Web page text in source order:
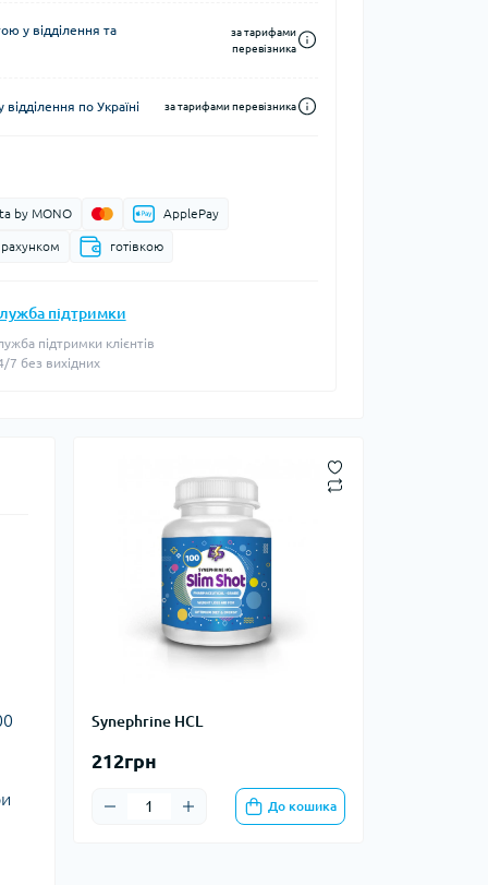
у відділення та
за тарифами
перевізника
по Україні за тарифами перевізника
by MONO ApplePay
готівкою
підтримки
підтримки клієнтів
7 без вихідних
Synephrine HCL
212грн
До кошика